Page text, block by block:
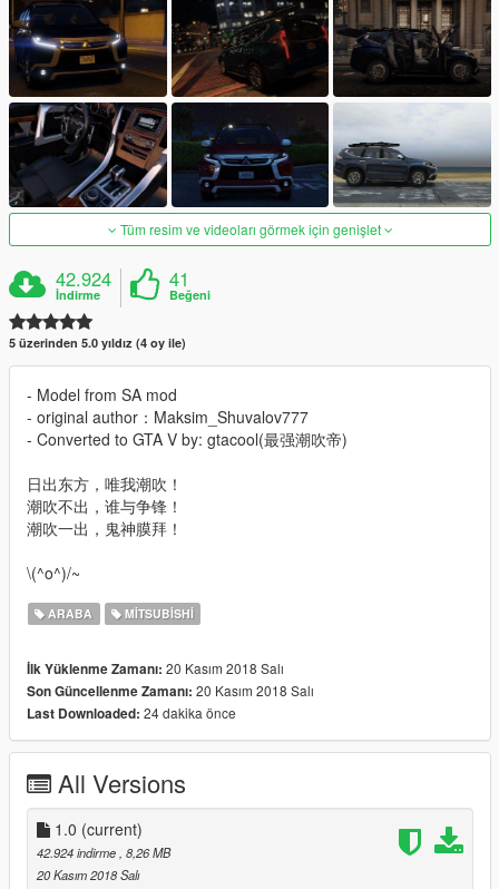
Tüm resim ve videoları görmek için genişlet
42.924
İndirme
41
Beğeni
5 üzerinden 5.0 yıldız (4 oy ile)
- Model from SA mod
- original author：Maksim_Shuvalov777
- Converted to GTA V by: gtacool(最强潮吹帝)
日出东方，唯我潮吹！
潮吹不出，谁与争锋！
潮吹一出，鬼神膜拜！
\(^o^)/~
ARABA MITSUBISHI
İlk Yüklenme Zamanı: 20 Kasım 2018 Salı
Son Güncellenme Zamanı: 20 Kasım 2018 Salı
Last Downloaded: 24 dakika önce
All Versions
1.0 (current)
42.924 indirme , 8,26 MB
20 Kasım 2018 Salı